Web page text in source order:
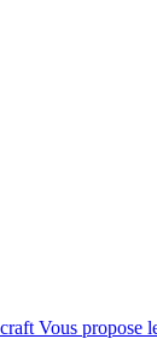
Vous propose